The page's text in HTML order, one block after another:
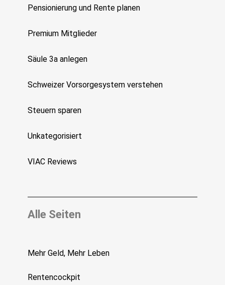
Pensionierung und Rente planen
Premium Mitglieder
Säule 3a anlegen
Schweizer Vorsorgesystem verstehen
Steuern sparen
Unkategorisiert
VIAC Reviews
Alle Seiten
Mehr Geld, Mehr Leben
Rentencockpit